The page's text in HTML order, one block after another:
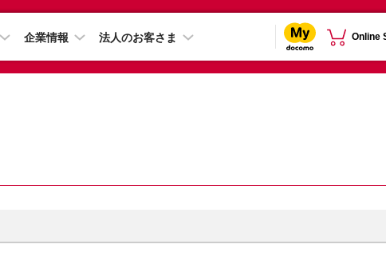
企業情報 法人のお客さま Online